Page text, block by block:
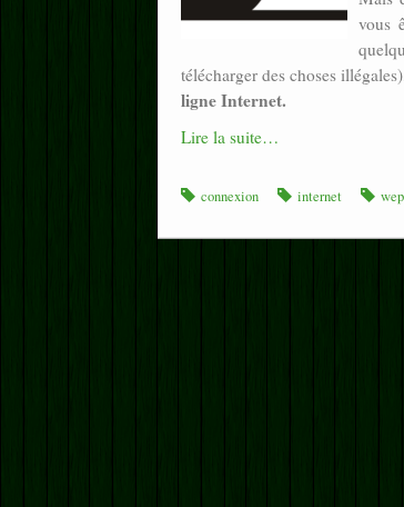
vous
télécharger des choses
ligne Internet.
Lire la suite…
connexion internet wep